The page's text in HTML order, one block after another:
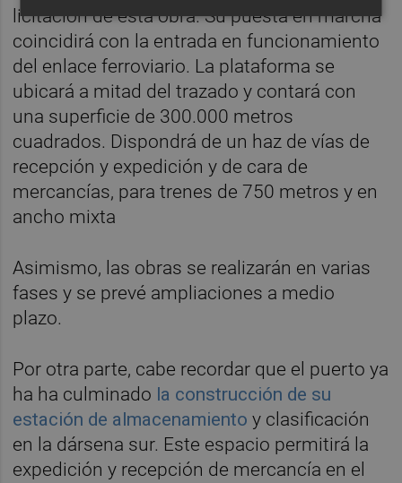
licitación de esta obra. Su puesta en marcha
coincidirá con la entrada en funcionamiento
del enlace ferroviario. La plataforma se
ubicará a mitad del trazado y contará con
una superficie de 300.000 metros
cuadrados. Dispondrá de un haz de vías de
recepción y expedición y de cara de
mercancías, para trenes de 750 metros y en
ancho mixta
Asimismo, las obras se realizarán en varias
fases y se prevé ampliaciones a medio
plazo.
Por otra parte, cabe recordar que el puerto ya
ha ha culminado la construcción de su
estación de almacenamiento y clasificación
en la dársena sur. Este espacio permitirá la
expedición y recepción de mercancía en el